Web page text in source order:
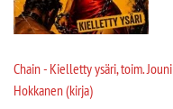
Chain - Kielletty ysäri, toim. Jouni
Hokkanen (kirja)